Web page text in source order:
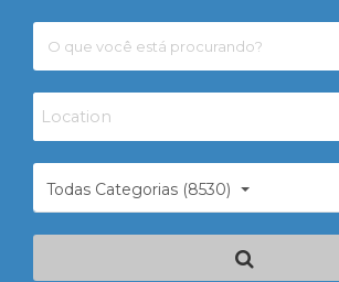
Todas Categorias (8530)